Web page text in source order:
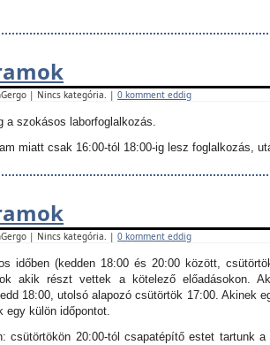
| Nincs kategória. | 0 komment eddig
a szokásos laborfoglalkozás.
miatt csak 16:00-tól 18:00-ig lesz foglalkozás,
| Nincs kategória. | 0 komment eddig
időben (kedden 18:00 és 20:00 között,
akik részt vettek a kötelező előadásokon.
18:00, utolsó alapozó csütörtök 17:00. Akinek
egy külön időpontot.
csütörtökön 20:00-tól csapatépítő estet tartunk